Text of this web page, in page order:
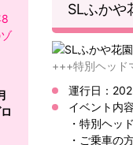
SLふかや
+++特別ヘッド
運行日：
イベント内容
・特別ヘッ
・ご乗車の